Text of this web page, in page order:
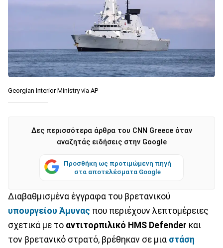
Georgian Interior Ministry via AP
Δες περισσότερα άρθρα του CNN Greece όταν
αναζητάς ειδήσεις στην Google
Προσθήκη ως προτιμώμενη πηγή
στα αποτελέσματα Google
Διαβαθμισμένα έγγραφα του βρετανικού
υπουργείου Άμυνας που περιέχουν λεπτομέρειες
σχετικά με το αντιτορπιλικό HMS Defender και
τον βρετανικό στρατό, βρέθηκαν σε μια στάση